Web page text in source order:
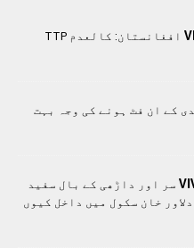
افغانستان: کالعدم TTP
کے ان فٹ ہونے کی وجہ بہت
سر اور داڑھی کے بال سفید
میں مگن، 62 برس کے دلاور خان سکول میں داخل کیوں